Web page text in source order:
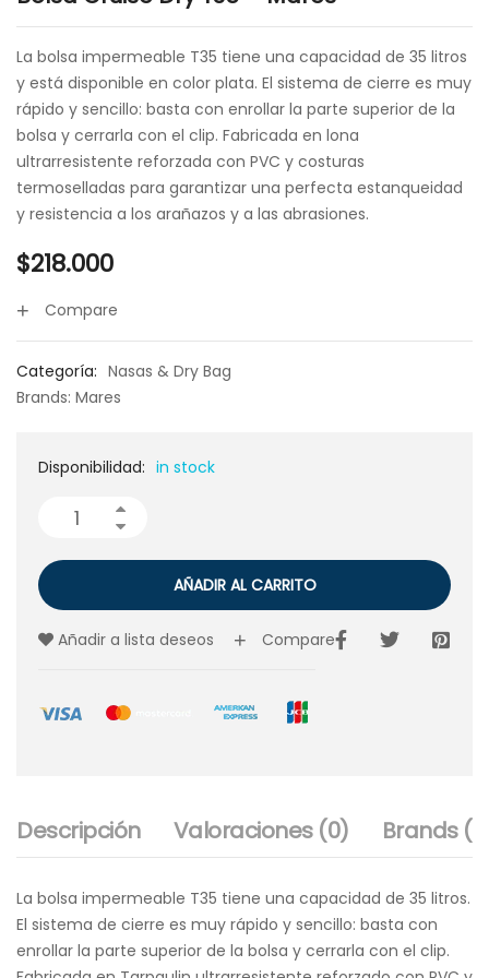
La bolsa impermeable T35 tiene una capacidad de 35 litros
y está disponible en color plata. El sistema de cierre es muy
rápido y sencillo: basta con enrollar la parte superior de la
bolsa y cerrarla con el clip. Fabricada en lona
ultrarresistente reforzada con PVC y costuras
termoselladas para garantizar una perfecta estanqueidad
y resistencia a los arañazos y a las abrasiones.
$218.000
Compare
Categoría: Nasas & Dry Bag
Brands: Mares
Disponibilidad: in stock
AÑADIR AL CARRITO
Añadir a lista deseos Compare
Descripción Valoraciones (0) Brands (1)
La bolsa impermeable T35 tiene una capacidad de 35 litros.
El sistema de cierre es muy rápido y sencillo: basta con
enrollar la parte superior de la bolsa y cerrarla con el clip.